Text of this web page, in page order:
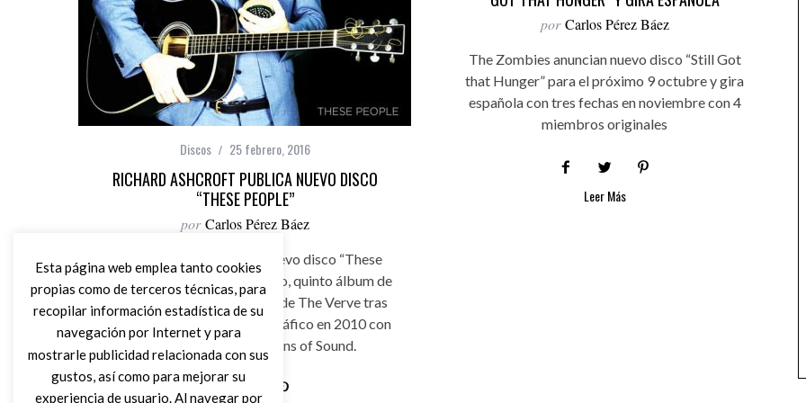
Discos 25 febrero, 2016
RICHARD ASHCROFT PUBLICA NUEVO DISCO
“THESE PEOPLE”
por Carlos Pérez Báez
Richard Ashcroft publica nuevo disco “These
People” el próximo 20 de mayo, quinto álbum de
10 canciones del ex cantante de The Verve tras
su último lanzamiento discográfico en 2010 con
RPA & The United Nations of Sound.
por Carlos Pérez Báez
The Zombies anuncian nuevo disco “Still Got
that Hunger” para el próximo 9 octubre y gira
española con tres fechas en noviembre con 4
miembros originales
Leer Más
Esta página web emplea tanto cookies
propias como de terceros técnicas, para
recopilar información estadística de su
navegación por Internet y para
mostrarle publicidad relacionada con sus
gustos, así como para mejorar su
experiencia de usuario. Al navegar por